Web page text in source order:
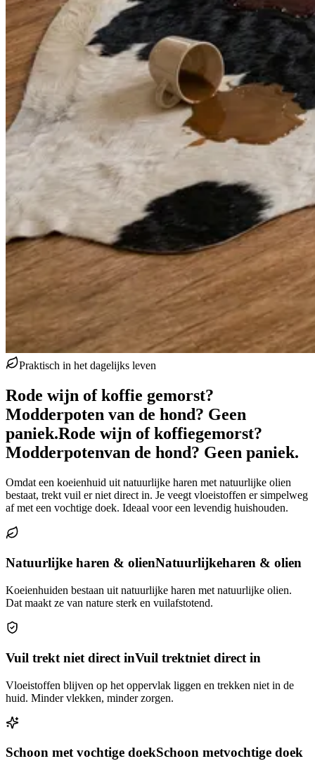
Praktisch in het dagelijks leven
Rode wijn of koffie gemorst?
Modderpoten van de hond? Geen
paniek.Rode wijn of koffiegemorst?
Modderpotenvan de hond? Geen paniek.
Omdat een koeienhuid uit natuurlijke haren met natuurlijke olien
bestaat, trekt vuil er niet direct in. Je veegt vloeistoffen er simpelweg
af met een vochtige doek. Ideaal voor een levendig huishouden.
Natuurlijke haren & olienNatuurlijkeharen & olien
Koeienhuiden bestaan uit natuurlijke haren met natuurlijke olien.
Dat maakt ze van nature sterk en vuilafstotend.
Vuil trekt niet direct inVuil trektniet direct in
Vloeistoffen blijven op het oppervlak liggen en trekken niet in de
huid. Minder vlekken, minder zorgen.
Schoon met vochtige doekSchoon metvochtige doek